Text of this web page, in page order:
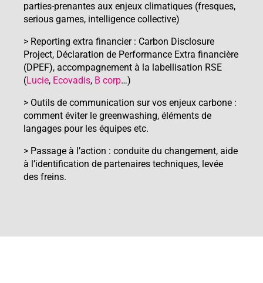
parties-prenantes aux enjeux climatiques (fresques,
serious games, intelligence collective)
> Reporting extra financier : Carbon Disclosure
Project, Déclaration de Performance Extra financière
(DPEF), accompagnement à la labellisation RSE
(Lucie, Ecovadis, B corp…)
> Outils de communication sur vos enjeux carbone :
comment éviter le greenwashing, éléments de
langages pour les équipes etc.
> Passage à l’action : conduite du changement, aide
à l’identification de partenaires techniques, levée
des freins.